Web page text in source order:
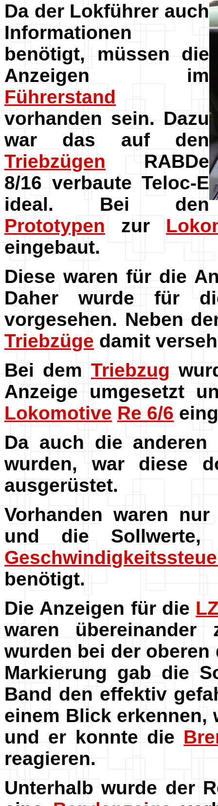
Da der Lokführer auch
Informationen
benötigt, müssen die
Anzeigen im
Führerstand
vorhanden sein. Dazu
war das auf den
Triebzügen RABDe
8/16 verbaute Teloc-E
ideal. Bei den
Prototypen zur
eingebaut.
Diese waren für die
Daher wurde für
vorgesehen. Neben
Triebzüge damit
Bei dem Triebzug
Anzeige umgesetzt
Lokomotive Re 6/6
Da auch die
wurden, war diese
ausgerüstet.
Vorhanden waren
und die
benötigt.
Die Anzeigen für die
waren
wurden bei der
Markierung gab die
Band den effektiv
einem Blick erkennen,
und er konnte die
reagieren.
Unterhalb wurde der